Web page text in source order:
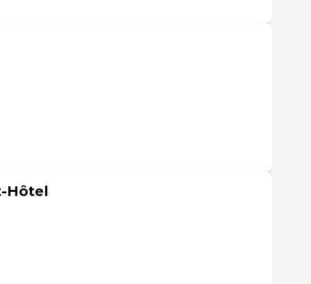
Hôtel